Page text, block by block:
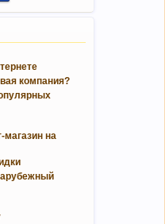
компания?
магазин на